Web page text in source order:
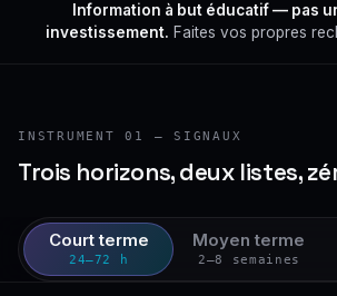
Information à but éducatif — pas
investissement. Faites vos propres
INSTRUMENT 01 — SIGNAUX
Trois horizons, deux listes,
Court terme
24–72 h
Moyen terme
2–8 semaines